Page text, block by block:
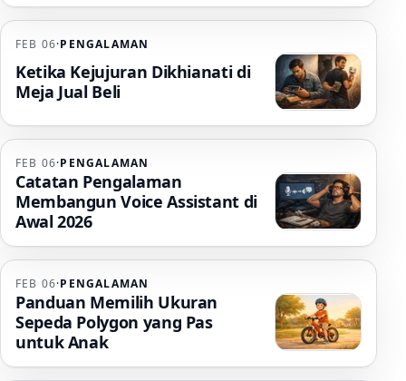
FEB 06·PENGALAMAN
Ketika Kejujuran Dikhianati di
Meja Jual Beli
FEB 06·PENGALAMAN
Catatan Pengalaman
Membangun Voice Assistant di
Awal 2026
FEB 06·PENGALAMAN
Panduan Memilih Ukuran
Sepeda Polygon yang Pas
untuk Anak